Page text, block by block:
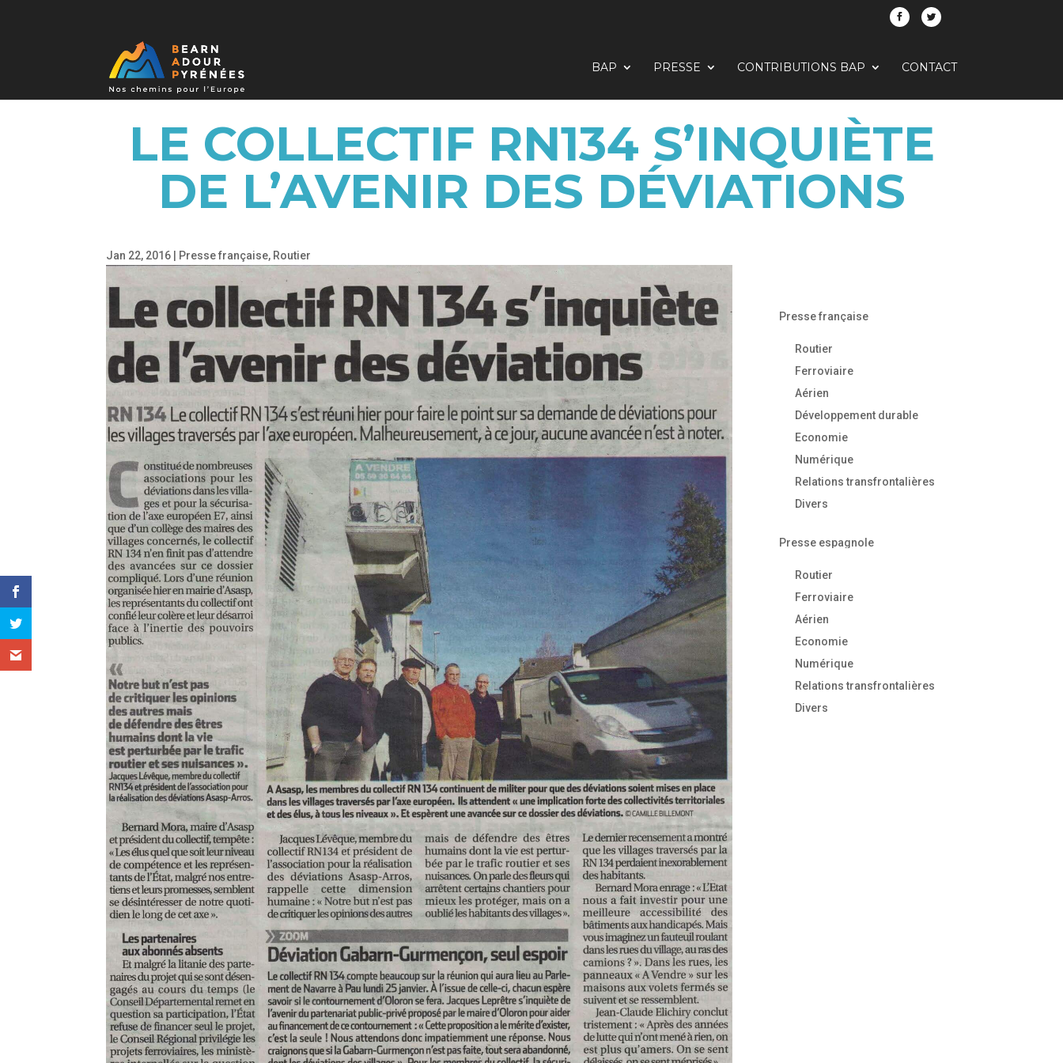
BAP PRESSE CONTRIBUTIONS BAP CONTACT
LE COLLECTIF RN134 S’INQUIÈTE
DE L’AVENIR DES DÉVIATIONS
Jan 22, 2016 Presse française, Routier
Presse française
Routier
Ferroviaire
Aérien
Développement durable
Economie
Numérique
Relations transfrontalières
Divers
Presse espagnole
Routier
Ferroviaire
Aérien
Economie
Numérique
Relations transfrontalières
Divers